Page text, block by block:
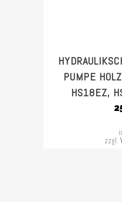
PUMPE
HS18EZ,
zzgl.